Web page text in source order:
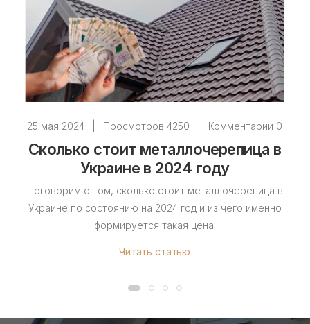
25 мая 2024 Просмотров 4250 Комментарии 0
Сколько стоит металлочерепица в
Украине в 2024 году
Поговорим о том, сколько стоит металлочерепица в
Украине по состоянию на 2024 год и из чего именно
формируется такая цена.
Читать статью